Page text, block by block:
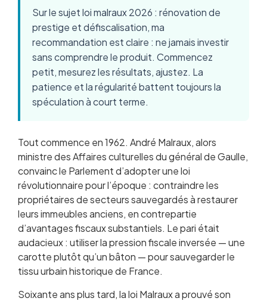
Sur le sujet loi malraux 2026 : rénovation de
prestige et défiscalisation, ma
recommandation est claire : ne jamais investir
sans comprendre le produit. Commencez
petit, mesurez les résultats, ajustez. La
patience et la régularité battent toujours la
spéculation à court terme.
Tout commence en 1962. André Malraux, alors
ministre des Affaires culturelles du général de Gaulle,
convainc le Parlement d’adopter une loi
révolutionnaire pour l’époque : contraindre les
propriétaires de secteurs sauvegardés à restaurer
leurs immeubles anciens, en contrepartie
d’avantages fiscaux substantiels. Le pari était
audacieux : utiliser la pression fiscale inversée — une
carotte plutôt qu’un bâton — pour sauvegarder le
tissu urbain historique de France.
Soixante ans plus tard, la loi Malraux a prouvé son